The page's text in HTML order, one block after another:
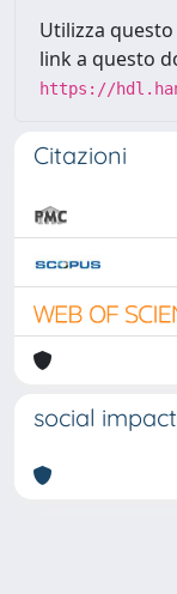
Utilizza
link a questo
https://
Citazioni
social impact